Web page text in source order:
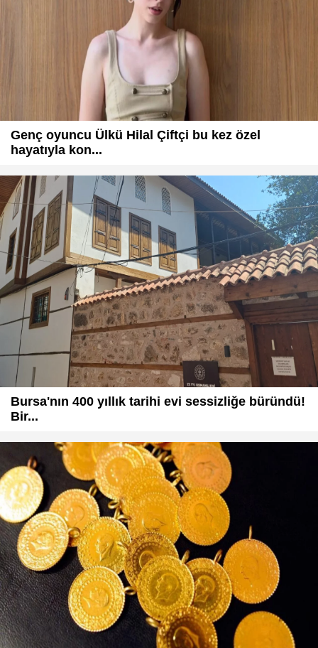
Genç oyuncu Ülkü Hilal Çiftçi bu kez özel
hayatıyla kon...
Bursa'nın 400 yıllık tarihi evi sessizliğe büründü!
Bir...